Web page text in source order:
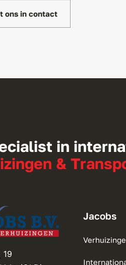
ons in contact
in
&
19
Jacobs